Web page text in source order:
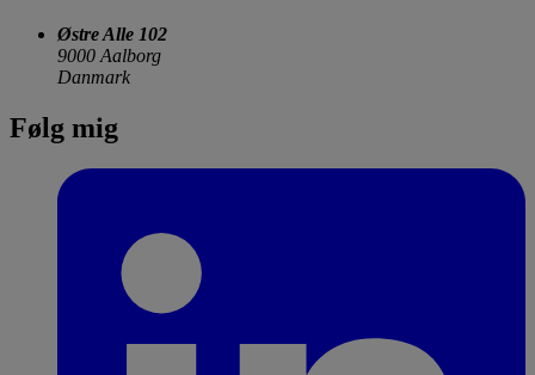
Østre Alle 102
9000 Aalborg
Danmark
Følg mig